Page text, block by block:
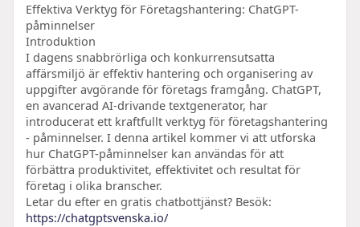
Effektiva Verktyg för Företagshantering: ChatGPT-
påminnelser
Introduktion
I dagens snabbrörliga och konkurrensutsatta
affärsmiljö är effektiv hantering och organisering av
uppgifter avgörande för företags framgång. ChatGPT,
en avancerad AI-drivande textgenerator, har
introducerat ett kraftfullt verktyg för företagshantering
- påminnelser. I denna artikel kommer vi att utforska
hur ChatGPT-påminnelser kan användas för att
förbättra produktivitet, effektivitet och resultat för
företag i olika branscher.
Letar du efter en gratis chatbottjänst? Besök:
https://chatgptsvenska.io/